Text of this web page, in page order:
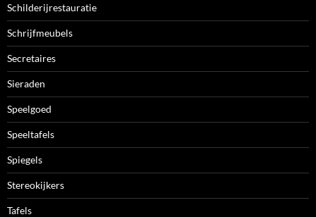
Schilderijrestauratie
Schrijfmeubels
Secretaires
Sieraden
Speelgoed
Speeltafels
Spiegels
Stereokijkers
Tafels